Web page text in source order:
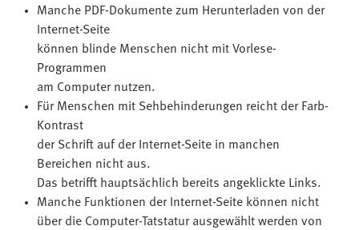
Manche PDF-Dokumente zum Herunterladen von der
Internet-Seite
können blinde Menschen nicht mit Vorlese-
Programmen
am Computer nutzen.
Für Menschen mit Sehbehinderungen reicht der Farb-
Kontrast
der Schrift auf der Internet-Seite in manchen
Bereichen nicht aus.
Das betrifft hauptsächlich bereits angeklickte Links.
Manche Funktionen der Internet-Seite können nicht
über die Computer-Tatstatur ausgewählt werden von